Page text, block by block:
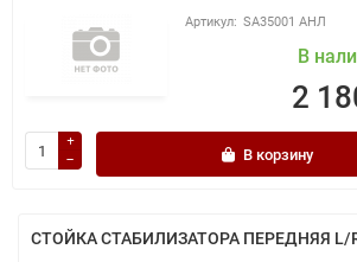
SA35001 АНЛ
В
2
В корзину
СТОЙКА СТАБИЛИЗАТОРА ПЕРЕДНЯЯ L/